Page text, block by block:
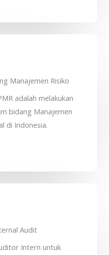
Manajemen Risiko
adalah melakukan
bidang Manajemen
di Indonesia.
Audit
Intern untuk